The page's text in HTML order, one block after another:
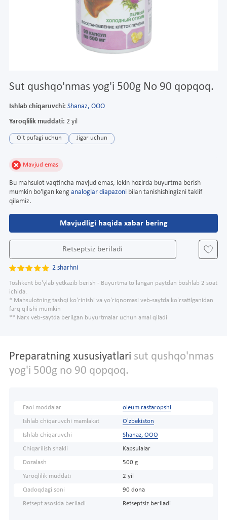
Sut qushqo'nmas yog'i 500g No 90 qopqoq.
Ishlab chiqaruvchi: Shanaz, ООО
Yaroqlilik muddati: 2 yil
O't pufagi uchun Jigar uchun
Mavjud emas
Bu mahsulot vaqtincha mavjud emas, lekin hozirda buyurtma berish
mumkin bo'lgan keng analoglar diapazoni bilan tanishishingizni taklif
qilamiz.
Mavjudligi haqida xabar bering
Retseptsiz beriladi
2 sharhni
Toshkent bo'ylab yetkazib berish - Buyurtma to'langan paytdan boshlab 2 soat
ichida.
* Mahsulotning tashqi ko'rinishi va yo'riqnomasi veb-saytda ko'rsatilganidan
farq qilishi mumkin
** Narx veb-saytda berilgan buyurtmalar uchun amal qiladi
Preparatning xususiyatlari sut qushqo'nmas
yog'i 500g no 90 qopqoq.
Faol moddalar oleum rastaropshi
Ishlab chiqaruvchi mamlakat O'zbekiston
Ishlab chiqaruvchi Shanaz, ООО
Chiqarilish shakli Kapsulalar
Dozalash 500 g
Yaroqlilik muddati 2 yil
Qadoqdagi soni 90 dona
Retsept asosida beriladi Retseptsiz beriladi